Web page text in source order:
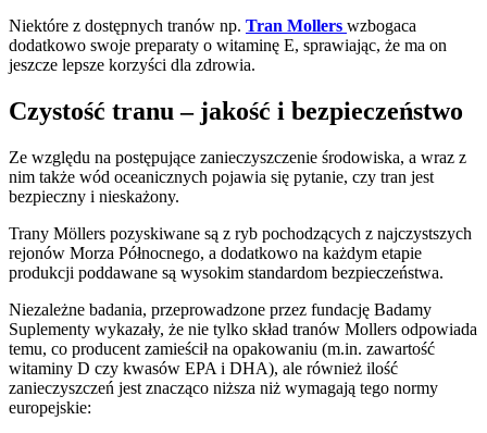
Niektóre z dostępnych tranów np. Tran Mollers wzbogaca
dodatkowo swoje preparaty o witaminę E, sprawiając, że ma on
jeszcze lepsze korzyści dla zdrowia.
Czystość tranu – jakość i bezpieczeństwo
Ze względu na postępujące zanieczyszczenie środowiska, a wraz z
nim także wód oceanicznych pojawia się pytanie, czy tran jest
bezpieczny i nieskażony.
Trany Möllers pozyskiwane są z ryb pochodzących z najczystszych
rejonów Morza Północnego, a dodatkowo na każdym etapie
produkcji poddawane są wysokim standardom bezpieczeństwa.
Niezależne badania, przeprowadzone przez fundację Badamy
Suplementy wykazały, że nie tylko skład tranów Mollers odpowiada
temu, co producent zamieścił na opakowaniu (m.in. zawartość
witaminy D czy kwasów EPA i DHA), ale również ilość
zanieczyszczeń jest znacząco niższa niż wymagają tego normy
europejskie: